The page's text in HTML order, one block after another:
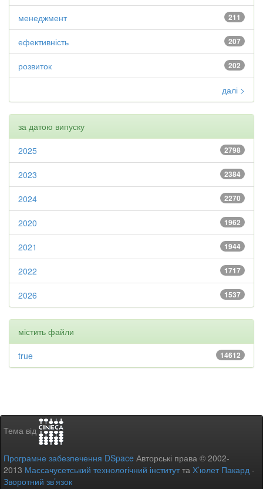
211
менеджмент
207
ефективність
202
розвиток
далі >
за датою випуску
2798
2025
2384
2023
2270
2024
1962
2020
1944
2021
1717
2022
1537
2026
містить файли
14612
true
Тема від
Програмне забезпечення DSpace Авторські права © 2002-
2013 Массачусетський технологічний інститутта Х’юлет Пакард -
Зворотний зв’язок